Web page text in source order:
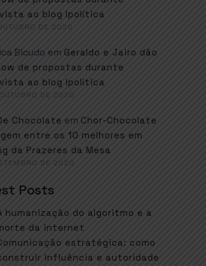
ao blog Ipolítica
DE 2020
Bicudo em Geraldo e Jairo dão
de propostas durante
ao blog Ipolítica
DE 2020
Chocolate em Chor-Chocolate
entre os 10 melhores em
da Prazeres da Mesa
DE 2020
Posts
humanização do algoritmo e a
da internet
estratégica: como
influência e autoridade